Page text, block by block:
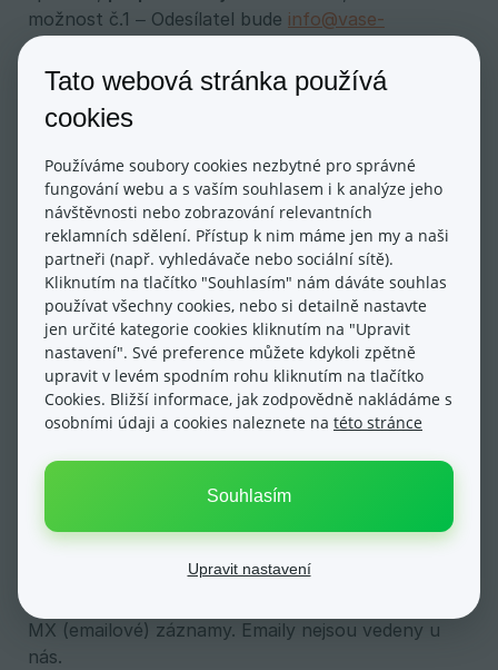
možnost č.1 – Odesílatel bude info@vase-
domena.cz
Neodesílají se e-maily o
přesně pro vás
Emailové zprávy nemusejí být doručovány příjemci
za konkrétní konstelace nastavení:
1. Odchozí email je nastaven na
info@vase_domena.cz
Doména, pod kterou je email založen, má naše MX
(emailové) záznamy. Emaily jsou vedeny u nás, ale
schránka založena není.
schránku info@ založte. Dokud nebude existovat,
nelze pod ní zprávy zasílat.
2. Odchozí email je nastaven na
info@vase_domena.cz
MX (emailové) záznamy. Emaily nejsou vedeny u
nás.
Tato webová stránka používá
cookies
Používáme soubory cookies nezbytné pro správné
fungování webu a s vaším souhlasem i k analýze jeho
návštěvnosti nebo zobrazování relevantních
reklamních sdělení. Přístup k nim máme jen my a naši
partneři (např. vyhledávače nebo sociální sítě).
Kliknutím na tlačítko "Souhlasím" nám dáváte souhlas
používat všechny cookies, nebo si detailně nastavte
jen určité kategorie cookies kliknutím na "Upravit
nastavení". Své preference můžete kdykoli zpětně
upravit v levém spodním rohu kliknutím na tlačítko
Cookies. Bližší informace, jak zodpovědně nakládáme s
osobními údaji a cookies naleznete na této stránce
Souhlasím
Upravit nastavení